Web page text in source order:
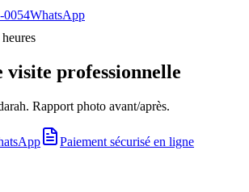
0054WhatsApp
visite professionnelle
Rapport photo avant/après.
Paiement sécurisé en ligne